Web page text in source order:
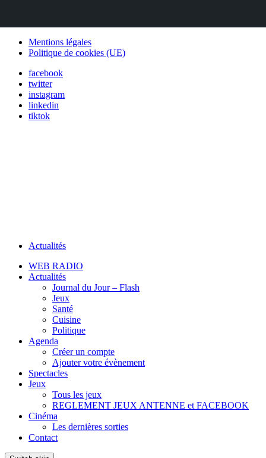
Mentions légales
Politique de cookies (UE)
facebook
twitter
instagram
linkedin
tiktok
Actualités
WEB RADIO
Actualités
Journal du Jour – Flash
Jeux
Santé
Cuisine
Politique
Agenda
Créer un compte
Ajouter votre évènement
Spectacles
Jeux
Tous les jeux
REGLEMENT JEUX ANTENNE et FACEBOOK
Cinéma
Les dernières sorties
Contact